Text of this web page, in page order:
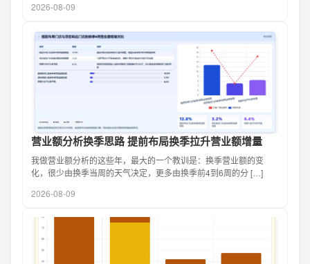
2026-08-09
营业额分析换季思路 提前布局换季拉升营业额增量
我做营业额分析的这些年，最大的一个教训是：换季营业额的变
化，很少由换季当周的天气决定，更多由换季前4到6周的分 […]
2026-08-09